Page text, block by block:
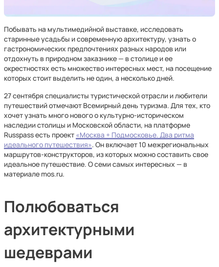
Побывать на мультимедийной выставке, исследовать
старинные усадьбы и современную архитектуру, узнать о
гастрономических предпочтениях разных народов или
отдохнуть в природном заказнике — в столице и ее
окрестностях есть множество интересных мест, на посещение
которых стоит выделить не один, а несколько дней.
27 сентября специалисты туристической отрасли и любители
путешествий отмечают Всемирный день туризма. Для тех, кто
хочет узнать много нового о культурно-историческом
наследии столицы и Московской области, на платформе
Russpass есть проект «Москва + Подмосковье. Два ритма
идеального путешествия». Он включает 10 межрегиональных
маршрутов-конструкторов, из которых можно составить свое
идеальное путешествие. О семи самых интересных — в
материале mos.ru.
Полюбоваться
архитектурными
шедеврами